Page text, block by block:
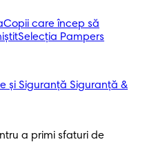
Copii care încep să
Selecția Pampers
și Siguranță Siguranță &
a primi sfaturi de